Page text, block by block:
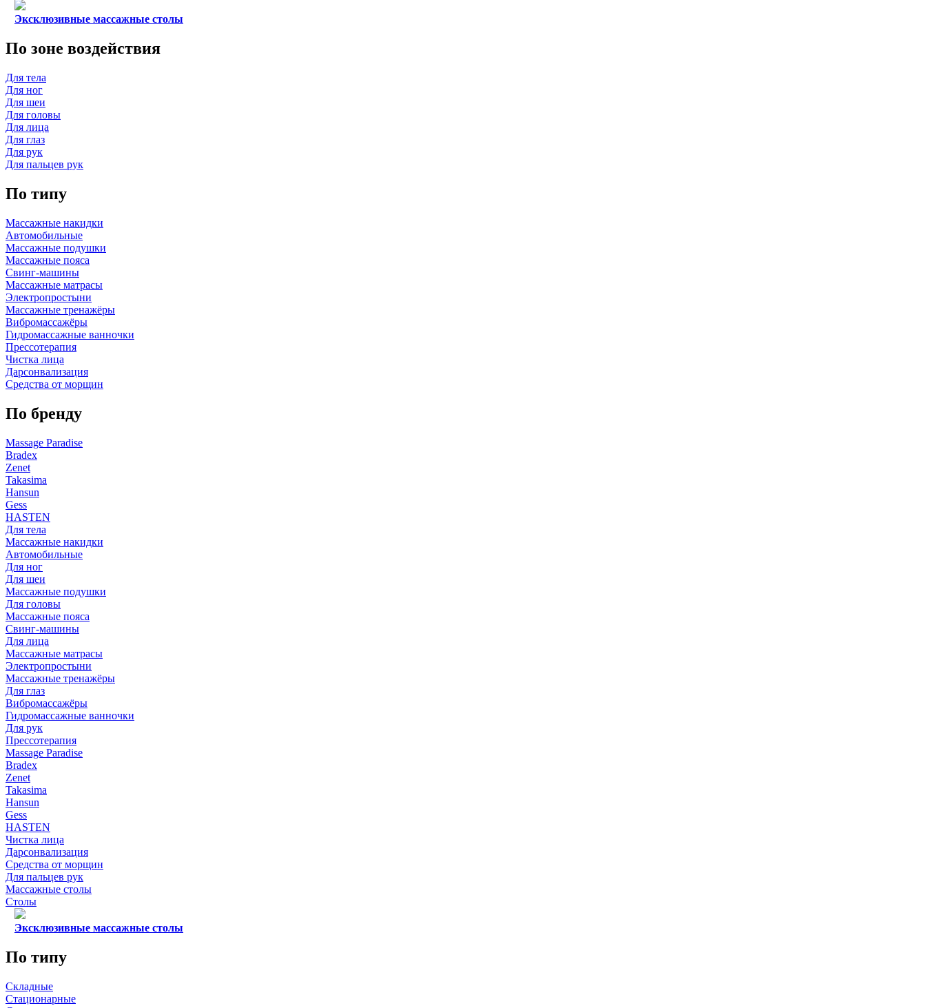
Эксклюзивные массажные столы
По зоне воздействия
Для тела
Для ног
Для шеи
Для головы
Для лица
Для глаз
Для рук
Для пальцев рук
По типу
Массажные накидки
Автомобильные
Массажные подушки
Массажные пояса
Свинг-машины
Массажные матрасы
Электропростыни
Массажные тренажёры
Вибромассажёры
Гидромассажные ванночки
Прессотерапия
Чистка лица
Дарсонвализация
Средства от морщин
По бренду
Massage Paradise
Bradex
Zenet
Takasima
Hansun
Gess
HASTEN
Для тела
Массажные накидки
Автомобильные
Для ног
Для шеи
Массажные подушки
Для головы
Массажные пояса
Свинг-машины
Для лица
Массажные матрасы
Электропростыни
Массажные тренажёры
Для глаз
Вибромассажёры
Гидромассажные ванночки
Для рук
Прессотерапия
Massage Paradise
Bradex
Zenet
Takasima
Hansun
Gess
HASTEN
Чистка лица
Дарсонвализация
Средства от морщин
Для пальцев рук
Массажные столы
Столы
Эксклюзивные массажные столы
По типу
Складные
Стационарные